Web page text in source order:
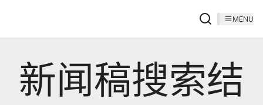
MENU
新闻稿搜索结